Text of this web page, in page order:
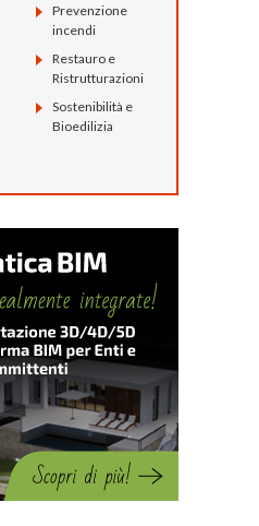
Prevenzione
incendi
Restauro e
Ristrutturazioni
Sostenibilità e
Bioedilizia